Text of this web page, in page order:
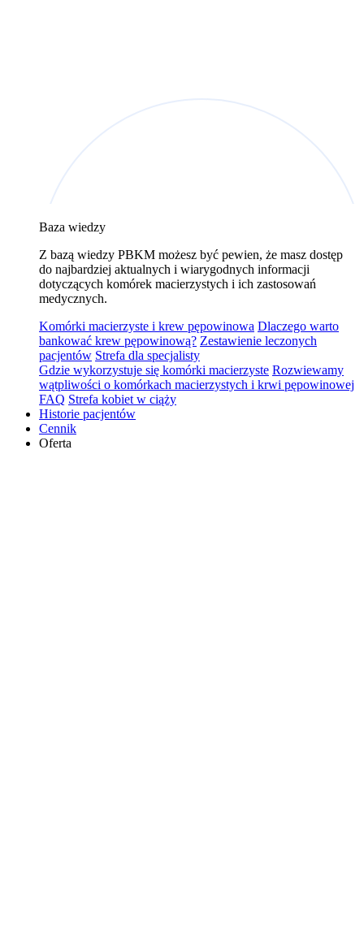
Baza wiedzy
Z bazą wiedzy PBKM możesz być pewien, że masz dostęp
do najbardziej aktualnych i wiarygodnych informacji
dotyczących komórek macierzystych i ich zastosowań
medycznych.
Komórki macierzyste i krew pępowinowa Dlaczego warto
bankować krew pępowinową? Zestawienie leczonych
pacjentów Strefa dla specjalisty
Gdzie wykorzystuje się komórki macierzyste Rozwiewamy
wątpliwości o komórkach macierzystych i krwi pępowinowej
FAQ Strefa kobiet w ciąży
Historie pacjentów
Cennik
Oferta